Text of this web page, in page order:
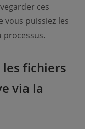
ces
puissiez les
fichiers
via la